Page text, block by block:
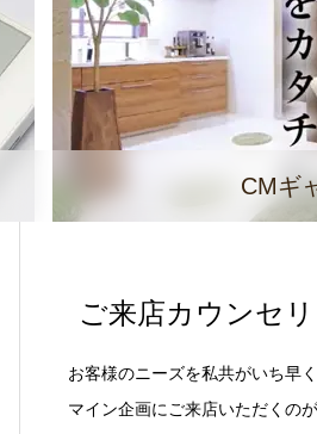
CMギ
ご来店カウンセ
お客様のニーズを私共がいち早
マイン企画にご来店いただくの